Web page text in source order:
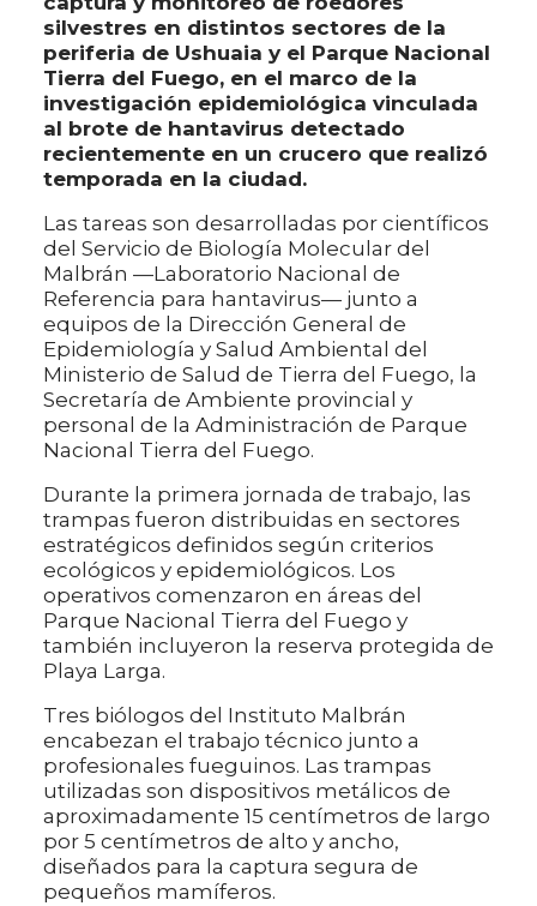
silvestres en distintos sectores de la
periferia de Ushuaia y el Parque Nacional
Tierra del Fuego, en el marco de la
investigación epidemiológica vinculada
al brote de hantavirus detectado
recientemente en un crucero que realizó
temporada en la ciudad.
Las tareas son desarrolladas por científicos
del Servicio de Biología Molecular del
Malbrán —Laboratorio Nacional de
Referencia para hantavirus— junto a
equipos de la Dirección General de
Epidemiología y Salud Ambiental del
Ministerio de Salud de Tierra del Fuego, la
Secretaría de Ambiente provincial y
personal de la Administración de Parque
Nacional Tierra del Fuego.
Durante la primera jornada de trabajo, las
trampas fueron distribuidas en sectores
estratégicos definidos según criterios
ecológicos y epidemiológicos. Los
operativos comenzaron en áreas del
Parque Nacional Tierra del Fuego y
también incluyeron la reserva protegida de
Playa Larga.
Tres biólogos del Instituto Malbrán
encabezan el trabajo técnico junto a
profesionales fueguinos. Las trampas
utilizadas son dispositivos metálicos de
aproximadamente 15 centímetros de largo
por 5 centímetros de alto y ancho,
diseñados para la captura segura de
pequeños mamíferos.